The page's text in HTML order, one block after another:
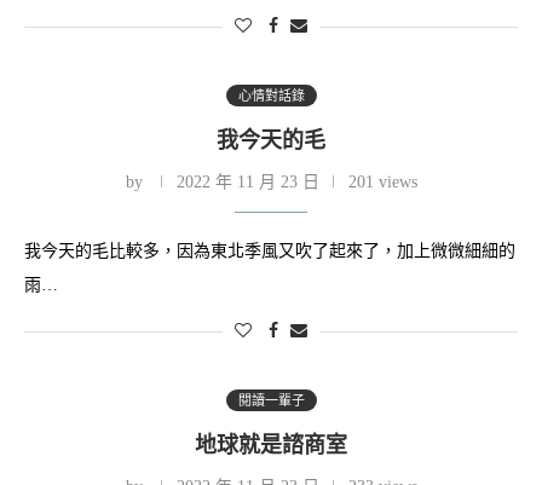
心情對話錄
我今天的毛
by 2022 年 11 月 23 日 201 views
我今天的毛比較多，因為東北季風又吹了起來了，加上微微細細的
雨…
閱讀一輩子
地球就是諮商室